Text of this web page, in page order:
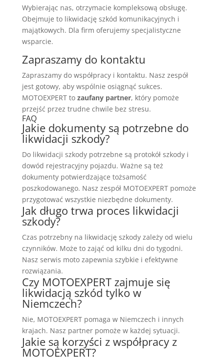
Wybierając nas, otrzymacie kompleksową obsługę.
Obejmuje to likwidację szkód komunikacyjnych i
majątkowych. Dla firm oferujemy specjalistyczne
wsparcie.
Zapraszamy do kontaktu
Zapraszamy do współpracy i kontaktu. Nasz zespół
jest gotowy, aby wspólnie osiągnąć sukces.
MOTOEXPERT to zaufany partner, który pomoże
przejść przez trudne chwile bez stresu.
FAQ
Jakie dokumenty są potrzebne do
likwidacji szkody?
Do likwidacji szkody potrzebne są protokół szkody i
dowód rejestracyjny pojazdu. Ważne są też
dokumenty potwierdzające tożsamość
poszkodowanego. Nasz zespół MOTOEXPERT pomoże
przygotować wszystkie niezbędne dokumenty.
Jak długo trwa proces likwidacji
szkody?
Czas potrzebny na likwidację szkody zależy od wielu
czynników. Może to zająć od kilku dni do tygodni.
Nasz serwis moto zapewnia szybkie i efektywne
rozwiązania.
Czy MOTOEXPERT zajmuje się
likwidacją szkód tylko w
Niemczech?
Nie, MOTOEXPERT pomaga w Niemczech i innych
krajach. Nasz partner pomoże w każdej sytuacji.
Jakie są korzyści z współpracy z
MOTOEXPERT?